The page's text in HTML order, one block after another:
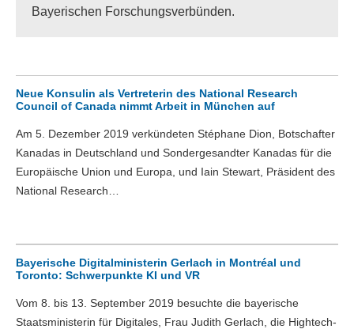
Bayerischen Forschungsverbünden.
Neue Konsulin als Vertreterin des National Research
Council of Canada nimmt Arbeit in München auf
Am 5. Dezember 2019 verkündeten Stéphane Dion, Botschafter
Kanadas in Deutschland und Sondergesandter Kanadas für die
Europäische Union und Europa, und Iain Stewart, Präsident des
National Research…
Bayerische Digitalministerin Gerlach in Montréal und
Toronto: Schwerpunkte KI und VR
Vom 8. bis 13. September 2019 besuchte die bayerische
Staatsministerin für Digitales, Frau Judith Gerlach, die Hightech-